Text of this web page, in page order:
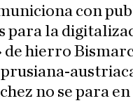
con
para la
de hierro
no se para